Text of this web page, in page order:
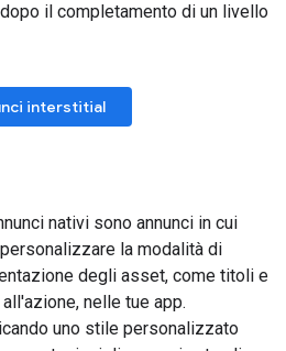
il completamento di un livello
interstitial
nativi sono annunci in cui
la modalità di
degli asset, come titoli e
nelle tue app.
uno stile personalizzato